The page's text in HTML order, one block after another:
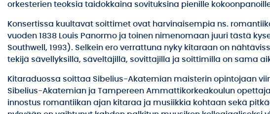
orkesterien teoksia taidokkaina sovituksina pienille
Konsertissa kuultavat soittimet ovat harvinaisempia ns.
vuoden 1838 Louis Panormo ja toinen nimenomaan juuri tästä
Southwell, 1993). Selkein ero verrattuna nyky kitaraan on
tekijä sävellyksillä, säveltäjillä, sovittajilla ja soittimilla on sama
Kitaraduossa soittaa Sibelius-Akatemian maisterin opintojaan
Sibelius-Akatemian ja Tampereen Ammattikorkeakoulun
innostus romantiikan ajan kitaraa ja musiikkia kohtaan sekä